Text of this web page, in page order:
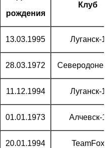
рождения
Клуб
13.03.1995 Луганск-1
28.03.1972
11.12.1994 Луганск-1
01.01.1973 Алчевск-1
20.01.1994 TeamFox